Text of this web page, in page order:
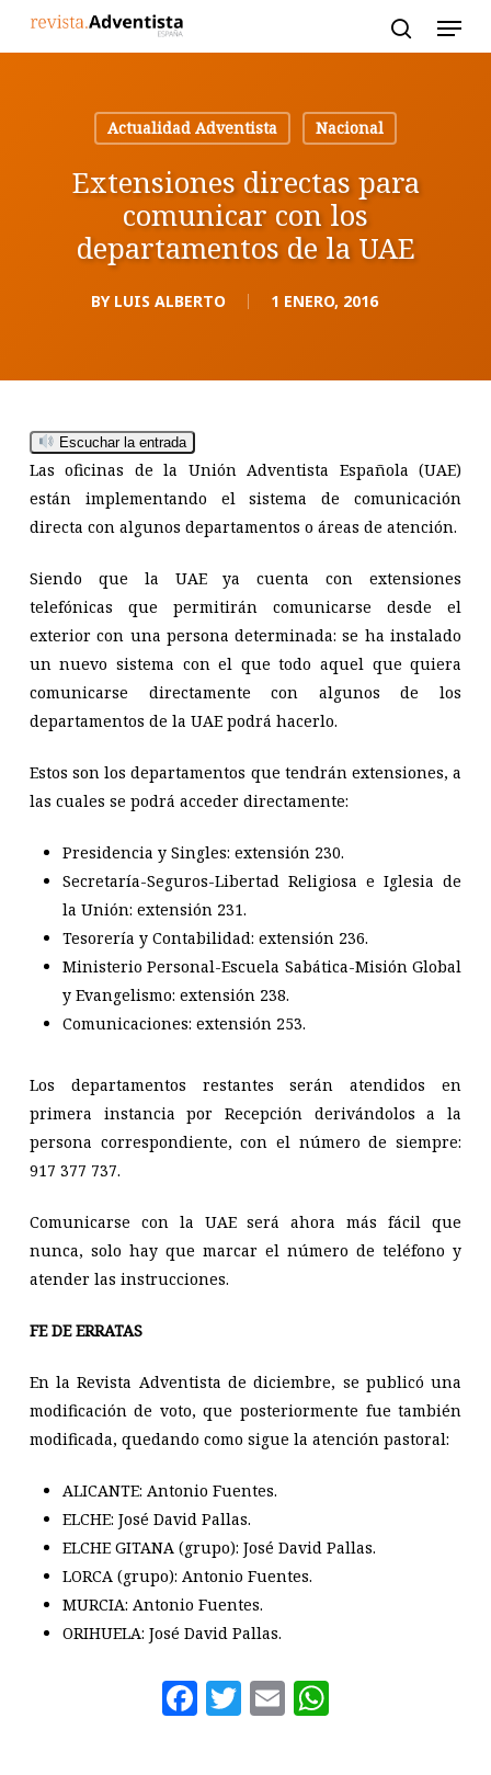
Actualidad Adventista
Nacional
Extensiones directas para
comunicar con los
departamentos de la UAE
BY LUIS ALBERTO 1 ENERO, 2016
Escuchar la entrada
Las oficinas de la Unión Adventista Española (UAE)
están implementando el sistema de comunicación
directa con algunos departamentos o áreas de atención.
Siendo que la UAE ya cuenta con extensiones
telefónicas que permitirán comunicarse desde el
exterior con una persona determinada: se ha instalado
un nuevo sistema con el que todo aquel que quiera
comunicarse directamente con algunos de los
departamentos de la UAE podrá hacerlo.
Estos son los departamentos que tendrán extensiones, a
las cuales se podrá acceder directamente:
Presidencia y Singles: extensión 230.
Secretaría-Seguros-Libertad Religiosa e Iglesia de
la Unión: extensión 231.
Tesorería y Contabilidad: extensión 236.
Ministerio Personal-Escuela Sabática-Misión Global
y Evangelismo: extensión 238.
Comunicaciones: extensión 253.
Los departamentos restantes serán atendidos en
primera instancia por Recepción derivándolos a la
persona correspondiente, con el número de siempre:
917 377 737.
Comunicarse con la UAE será ahora más fácil que
nunca, solo hay que marcar el número de teléfono y
atender las instrucciones.
FE DE ERRATAS
En la Revista Adventista de diciembre, se publicó una
modificación de voto, que posteriormente fue también
modificada, quedando como sigue la atención pastoral:
ALICANTE: Antonio Fuentes.
ELCHE: José David Pallas.
ELCHE GITANA (grupo): José David Pallas.
LORCA (grupo): Antonio Fuentes.
MURCIA: Antonio Fuentes.
ORIHUELA: José David Pallas.
Facebook
Twitter
Email